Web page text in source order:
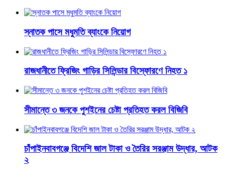
স্নাতক পাসে মধুমতি ব্যাংকে নিয়োগ
রাজধানীতে ফ্রিজিং গাড়ির সিলিন্ডার বিস্ফোরণে নিহত ১
সীমান্তে ৩ জনকে পুশইনের চেষ্টা প্রতিহত করল বিজিবি
চাঁপাইনবাবগঞ্জে বিদেশি জাল টাকা ও তৈরির সরঞ্জাম উদ্ধার, আটক
২